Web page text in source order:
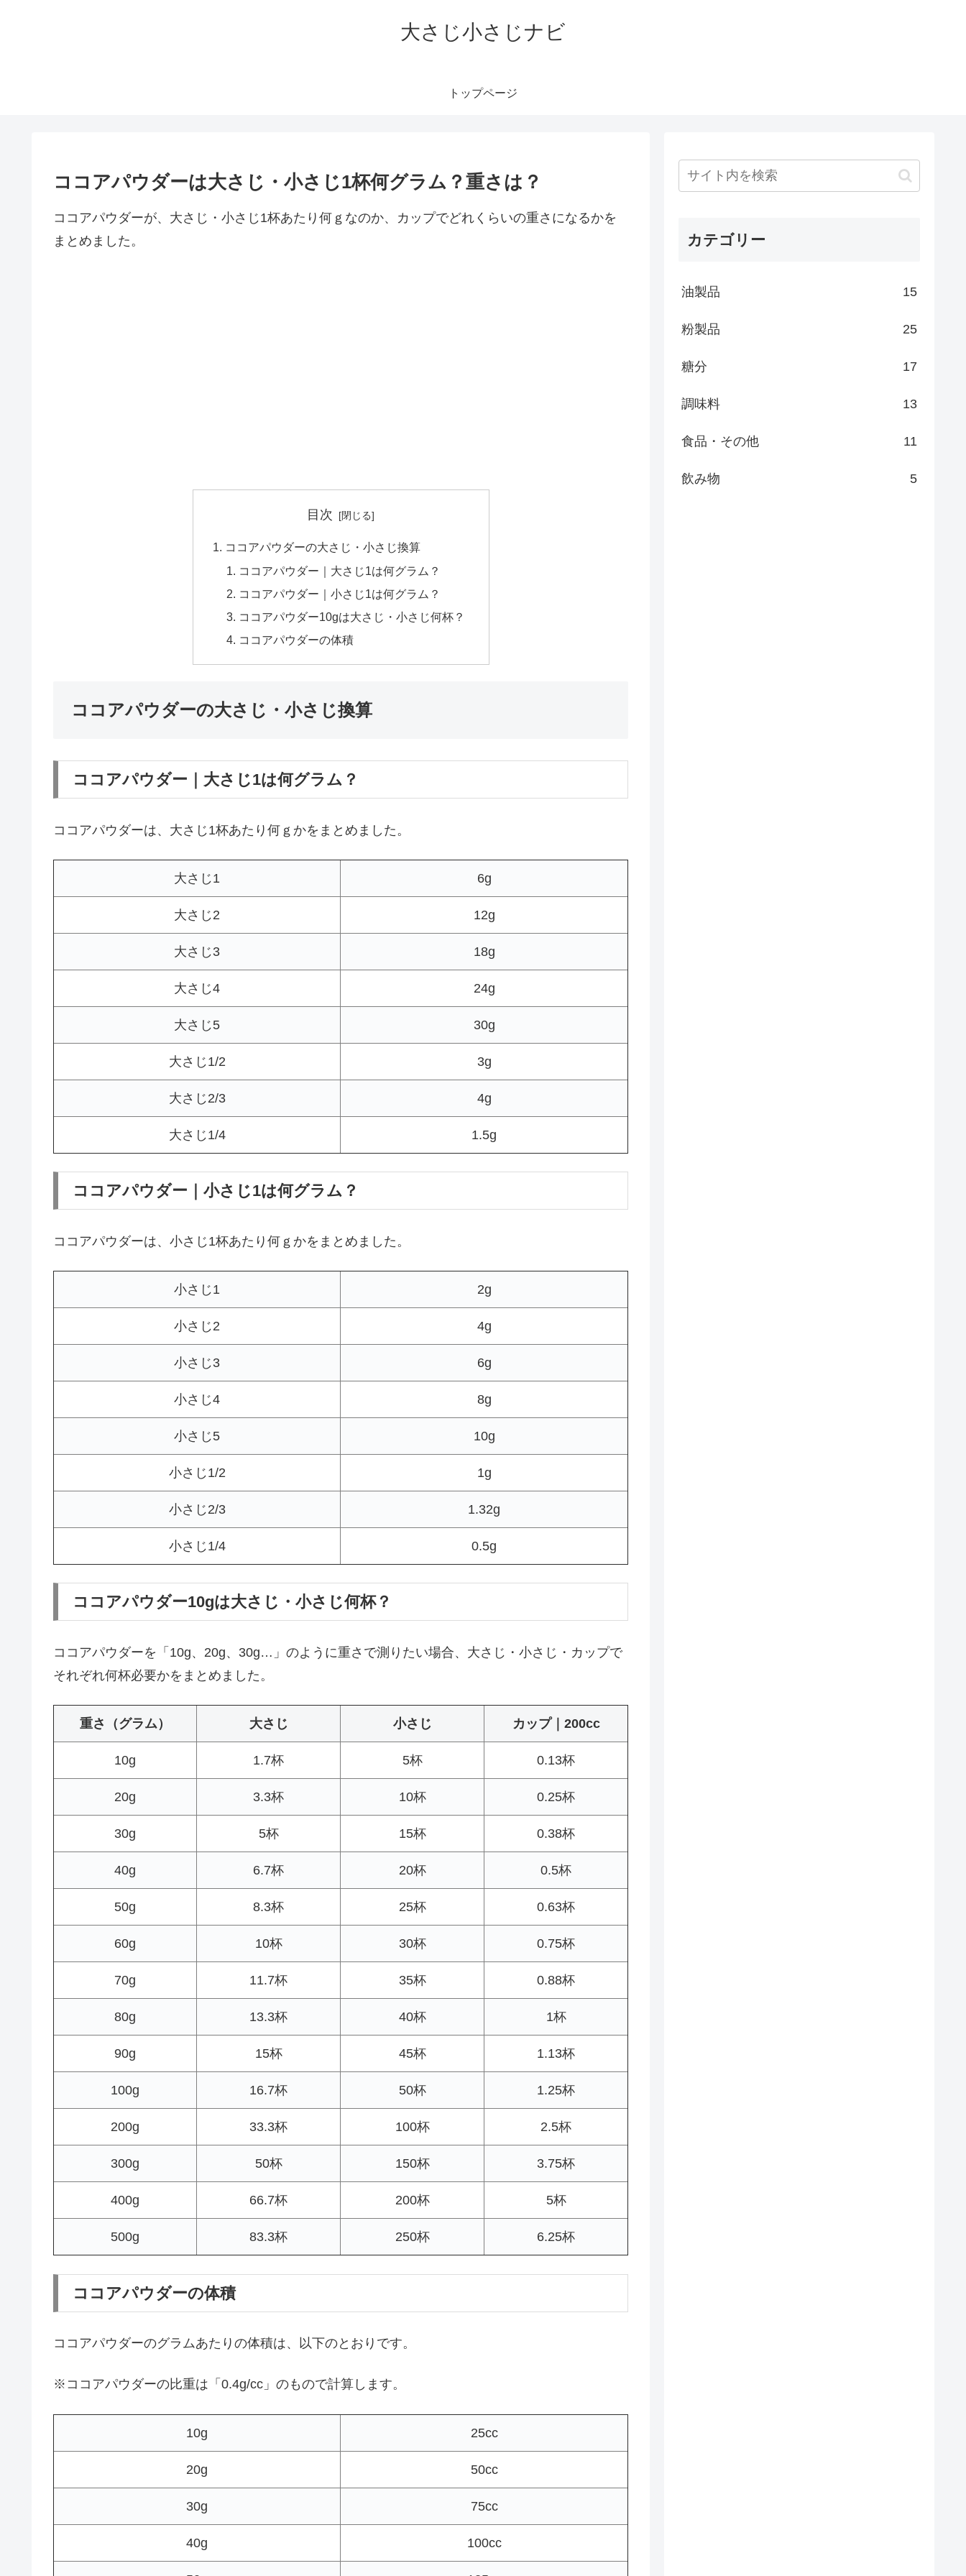
大さじ小さじナビ
トップページ
ココアパウダーは大さじ・小さじ1杯何グラム？重さは？
ココアパウダーが、大さじ・小さじ1杯あたり何ｇなのか、カップでどれくらいの重さになるかを
まとめました。
目次
ココアパウダーの大さじ・小さじ換算
ココアパウダー｜大さじ1は何グラム？
ココアパウダー｜小さじ1は何グラム？
ココアパウダー10gは大さじ・小さじ何杯？
ココアパウダーの体積
ココアパウダーの大さじ・小さじ換算
ココアパウダー｜大さじ1は何グラム？
ココアパウダーは、大さじ1杯あたり何ｇかをまとめました。
大さじ1 6g
大さじ2 12g
大さじ3 18g
大さじ4 24g
大さじ5 30g
大さじ1/2 3g
大さじ2/3 4g
大さじ1/4 1.5g
ココアパウダー｜小さじ1は何グラム？
ココアパウダーは、小さじ1杯あたり何ｇかをまとめました。
小さじ1 2g
小さじ2 4g
小さじ3 6g
小さじ4 8g
小さじ5 10g
小さじ1/2 1g
小さじ2/3 1.32g
小さじ1/4 0.5g
ココアパウダー10gは大さじ・小さじ何杯？
ココアパウダーを「10g、20g、30g…」のように重さで測りたい場合、大さじ・小さじ・カップで
それぞれ何杯必要かをまとめました。
重さ（グラム） 大さじ 小さじ カップ｜200cc
10g 1.7杯 5杯 0.13杯
20g 3.3杯 10杯 0.25杯
30g 5杯 15杯 0.38杯
40g 6.7杯 20杯 0.5杯
50g 8.3杯 25杯 0.63杯
60g 10杯 30杯 0.75杯
70g 11.7杯 35杯 0.88杯
80g 13.3杯 40杯 1杯
90g 15杯 45杯 1.13杯
100g 16.7杯 50杯 1.25杯
200g 33.3杯 100杯 2.5杯
300g 50杯 150杯 3.75杯
400g 66.7杯 200杯 5杯
500g 83.3杯 250杯 6.25杯
ココアパウダーの体積
ココアパウダーのグラムあたりの体積は、以下のとおりです。
※ココアパウダーの比重は「0.4g/cc」のもので計算します。
10g 25cc
20g 50cc
30g 75cc
40g 100cc
カテゴリー
油製品 15
粉製品 25
糖分 17
調味料 13
食品・その他 11
飲み物 5